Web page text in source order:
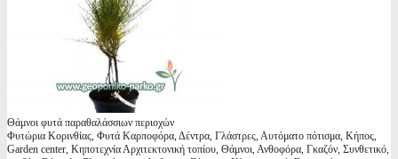
Θάμνοι φυτά παραθαλάσσιων περιοχών
Φυτώρια Κορινθίας, Φυτά Καρποφόρα, Δέντρα, Γλάστρες, Αυτόματο πότισμα, Κήπος,
Garden center, Κηποτεχνία Αρχιτεκτονική τοπίου, Θάμνοι, Ανθοφόρα, Γκαζόν, Συνθετικό,